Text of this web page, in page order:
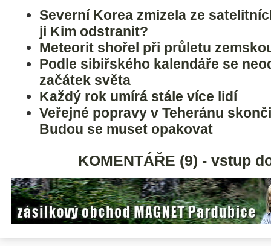
Severní Korea zmizela ze
ji Kim odstranit?
Meteorit shořel při průletu
Podle sibiřského kalendáře se
začátek světa
Každý rok umírá stále více lidí
Veřejné popravy v Teheránu
Budou se muset opakovat
KOMENTÁŘE (9) - vstup